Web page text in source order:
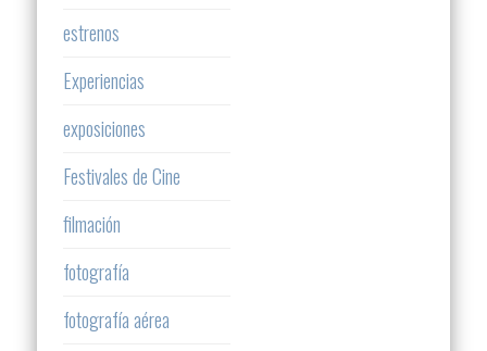
estrenos
Experiencias
exposiciones
Festivales de Cine
filmación
fotografía
fotografía aérea